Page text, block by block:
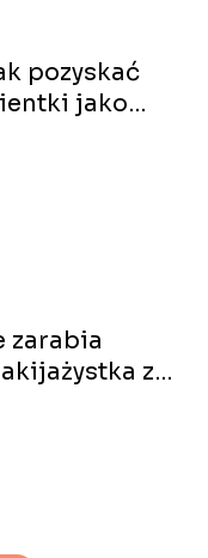
pozyskać
jako
zarabia
z